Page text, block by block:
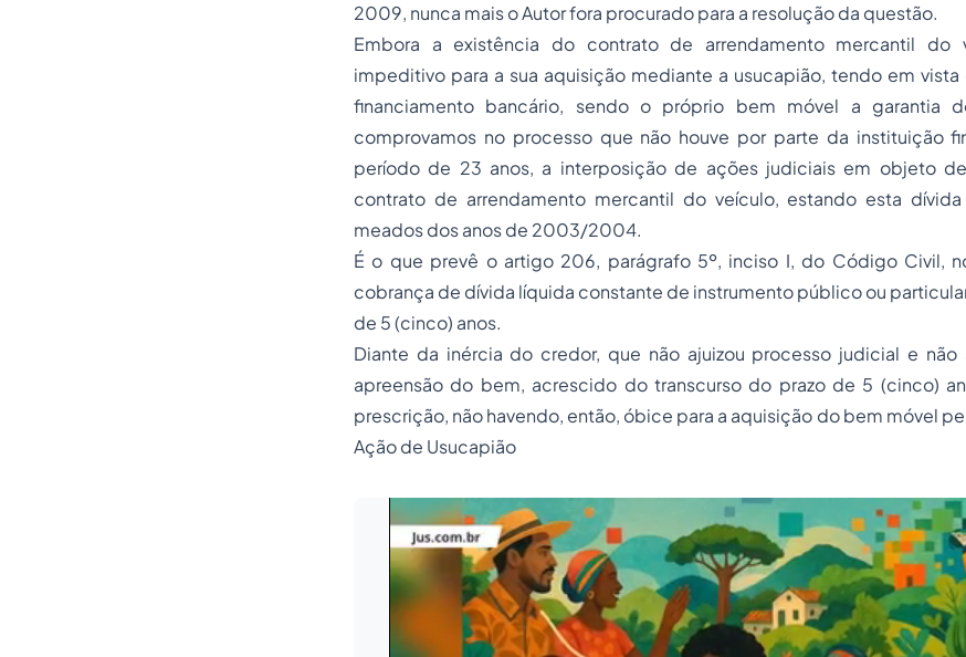
2009, nunca mais o Autor fora procurado para a resolução da questão.
Embora a existência do contrato de arrendamento mercantil do
impeditivo para a sua aquisição mediante a usucapião, tendo em
financiamento bancário, sendo o próprio bem móvel a garantia
comprovamos no processo que não houve por parte da instituição
período de 23 anos, a interposição de ações judiciais em objeto
contrato de arrendamento mercantil do veículo, estando esta dívida
meados dos anos de 2003/2004.
É o que prevê o artigo 206, parágrafo 5º, inciso I, do Código Civil,
cobrança de dívida líquida constante de instrumento público ou
de 5 (cinco) anos.
Diante da inércia do credor, que não ajuizou processo judicial e
apreensão do bem, acrescido do transcurso do prazo de 5 (cinco)
prescrição, não havendo, então, óbice para a aquisição do bem móvel
Ação de Usucapião